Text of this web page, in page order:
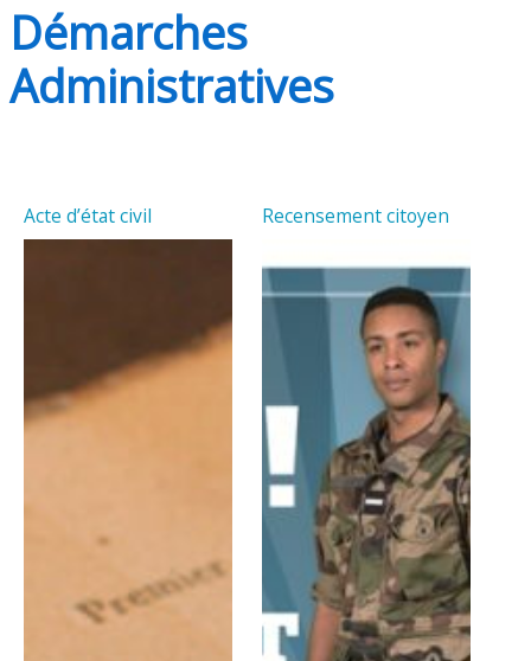
Démarches
Administratives
Acte d’état civil Recensement citoyen